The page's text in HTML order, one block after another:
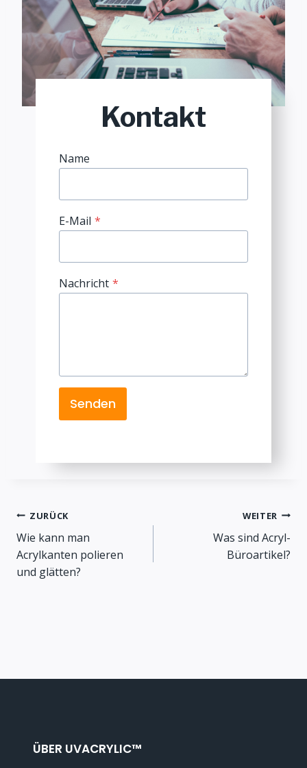
Kontakt
Name
E-Mail *
Nachricht *
Senden
Beitragsnavigation
ZURÜCK
Wie kann man
Acrylkanten polieren
und glätten?
WEITER
Was sind Acryl-
Büroartikel?
ÜBER UVACRYLIC™